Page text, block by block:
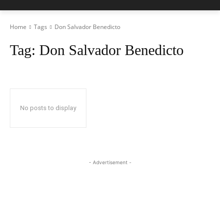
Home Tags Don Salvador Benedicto
Tag: Don Salvador Benedicto
No posts to display
- Advertisement -